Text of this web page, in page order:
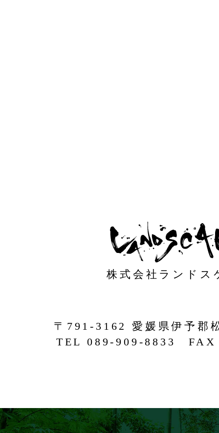
〒791-3162 愛媛県伊予郡
TEL 089-909-8833 FAX
株式会社ランドス